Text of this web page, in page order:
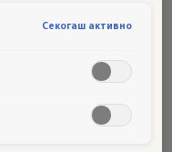
Секогаш активно